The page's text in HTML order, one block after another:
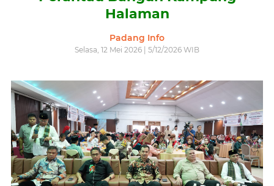
Halaman
Padang Info
Selasa, 12 Mei 2026 | 5/12/2026 WIB